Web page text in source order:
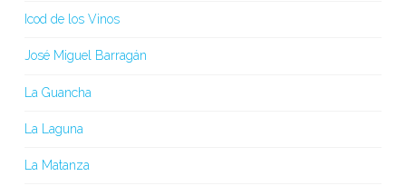
Icod de los Vinos
José Miguel Barragán
La Guancha
La Laguna
La Matanza